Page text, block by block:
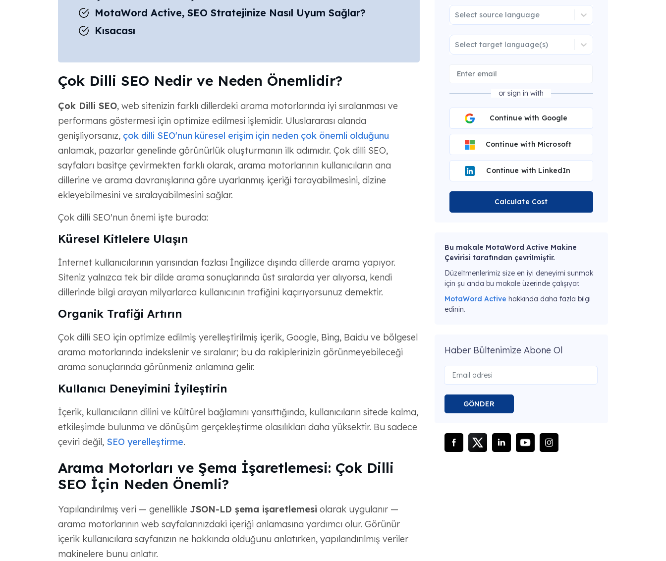
MotaWord Active, SEO Stratejinize Nasıl Uyum Sağlar?
Kısacası
Çok Dilli SEO Nedir ve Neden Önemlidir?
Çok Dilli SEO, web sitenizin farklı dillerdeki arama motorlarında iyi sıralanması ve
performans göstermesi için optimize edilmesi işlemidir. Uluslararası alanda
genişliyorsanız, çok dilli SEO'nun küresel erişim için neden çok önemli olduğunu
anlamak, pazarlar genelinde görünürlük oluşturmanın ilk adımıdır. Çok dilli SEO,
sayfaları basitçe çevirmekten farklı olarak, arama motorlarının kullanıcıların ana
dillerine ve arama davranışlarına göre uyarlanmış içeriği tarayabilmesini, dizine
ekleyebilmesini ve sıralayabilmesini sağlar.
Çok dilli SEO'nun önemi işte burada:
Küresel Kitlelere Ulaşın
İnternet kullanıcılarının yarısından fazlası İngilizce dışında dillerde arama yapıyor.
Siteniz yalnızca tek bir dilde arama sonuçlarında üst sıralarda yer alıyorsa, kendi
dillerinde bilgi arayan milyarlarca kullanıcının trafiğini kaçırıyorsunuz demektir.
Organik Trafiği Artırın
Çok dilli SEO için optimize edilmiş yerelleştirilmiş içerik, Google, Bing, Baidu ve bölgesel
arama motorlarında indekslenir ve sıralanır; bu da rakiplerinizin görünmeyebileceği
arama sonuçlarında görünmeniz anlamına gelir.
Kullanıcı Deneyimini İyileştirin
İçerik, kullanıcıların dilini ve kültürel bağlamını yansıttığında, kullanıcıların sitede kalma,
etkileşimde bulunma ve dönüşüm gerçekleştirme olasılıkları daha yüksektir. Bu sadece
çeviri değil, SEO yerelleştirme.
Arama Motorları ve Şema İşaretlemesi: Çok Dilli
SEO İçin Neden Önemli?
Yapılandırılmış veri — genellikle JSON-LD şema işaretlemesi olarak uygulanır —
arama motorlarının web sayfalarınızdaki içeriği anlamasına yardımcı olur. Görünür
içerik kullanıcılara sayfanızın ne hakkında olduğunu anlatırken, yapılandırılmış veriler
makinelere bunu anlatır.
Select source language
Select target language(s)
or sign in with
Continue with Google
Continue with Microsoft
Continue with LinkedIn
Calculate Cost
Bu makale MotaWord Active Makine
Çevirisi tarafından çevrilmiştir.
Düzeltmenlerimiz size en iyi deneyimi sunmak
için şu anda bu makale üzerinde çalışıyor.
MotaWord Active hakkında daha fazla bilgi
edinin.
Haber Bültenimize Abone Ol
GÖNDER